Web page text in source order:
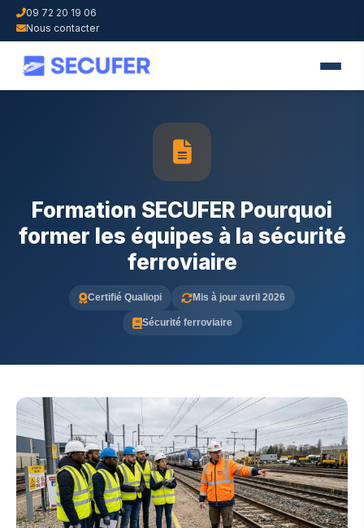
09 72 20 19 06
Nous contacter
Formation SECUFER Pourquoi
former les équipes à la sécurité
ferroviaire
Certifié Qualiopi Mis à jour avril 2026
Sécurité ferroviaire